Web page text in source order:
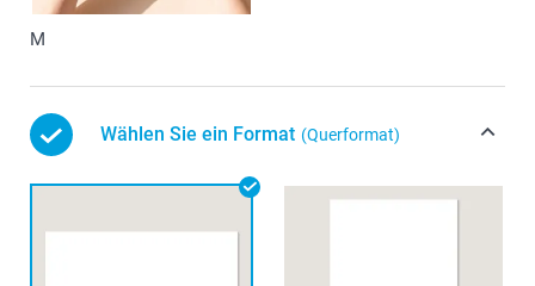
M
Wählen Sie ein Format (Querformat)